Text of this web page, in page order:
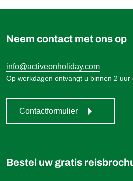
vanaf 499,00 €
Neem contact met ons op
info@activeonholiday.com
Op werkdagen ontvangt u binnen 2 uur
Contactformulier
Bestel uw gratis